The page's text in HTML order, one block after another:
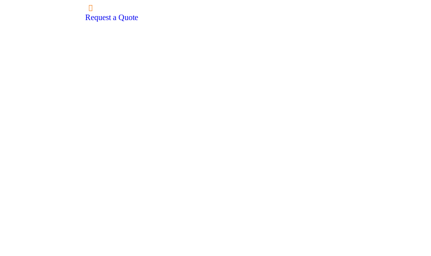
Request a Quote